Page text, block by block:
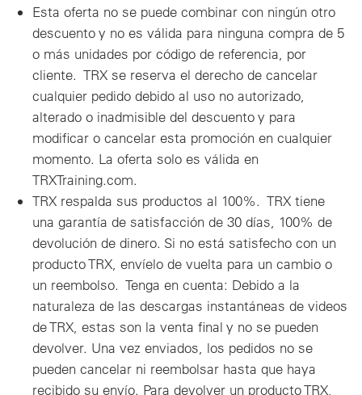
Esta oferta no se puede combinar con ningún otro
descuento y no es válida para ninguna compra de 5
o más unidades por código de referencia, por
cliente. TRX se reserva el derecho de cancelar
cualquier pedido debido al uso no autorizado,
alterado o inadmisible del descuento y para
modificar o cancelar esta promoción en cualquier
momento. La oferta solo es válida en
TRXTraining.com.
TRX respalda sus productos al 100%. TRX tiene
una garantía de satisfacción de 30 días, 100% de
devolución de dinero. Si no está satisfecho con un
producto TRX, envíelo de vuelta para un cambio o
un reembolso. Tenga en cuenta: Debido a la
naturaleza de las descargas instantáneas de videos
de TRX, estas son la venta final y no se pueden
devolver. Una vez enviados, los pedidos no se
pueden cancelar ni reembolsar hasta que haya
recibido su envío. Para devolver un producto TRX,